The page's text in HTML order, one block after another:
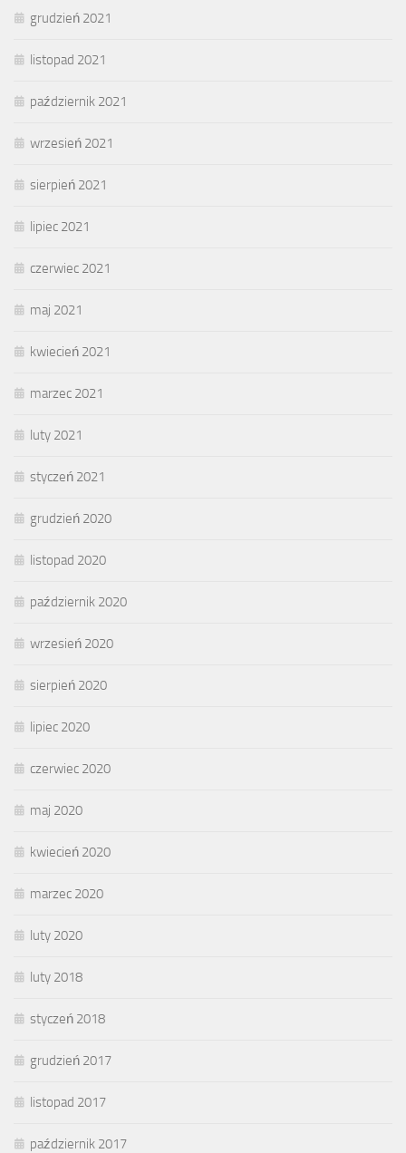
grudzień 2021
listopad 2021
październik 2021
wrzesień 2021
sierpień 2021
lipiec 2021
czerwiec 2021
maj 2021
kwiecień 2021
marzec 2021
luty 2021
styczeń 2021
grudzień 2020
listopad 2020
październik 2020
wrzesień 2020
sierpień 2020
lipiec 2020
czerwiec 2020
maj 2020
kwiecień 2020
marzec 2020
luty 2020
luty 2018
styczeń 2018
grudzień 2017
listopad 2017
październik 2017